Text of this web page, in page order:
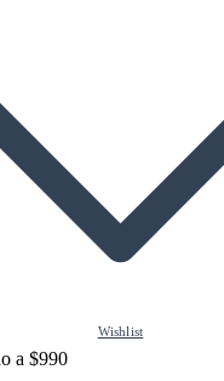
Wishlist
a $990